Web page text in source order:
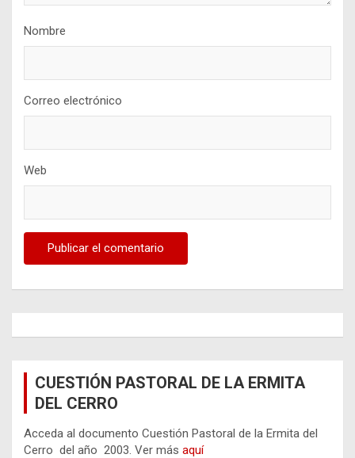
Nombre
Correo electrónico
Web
CUESTIÓN PASTORAL DE LA ERMITA
DEL CERRO
Acceda al documento Cuestión Pastoral de la Ermita del
Cerro del año 2003. Ver más aquí